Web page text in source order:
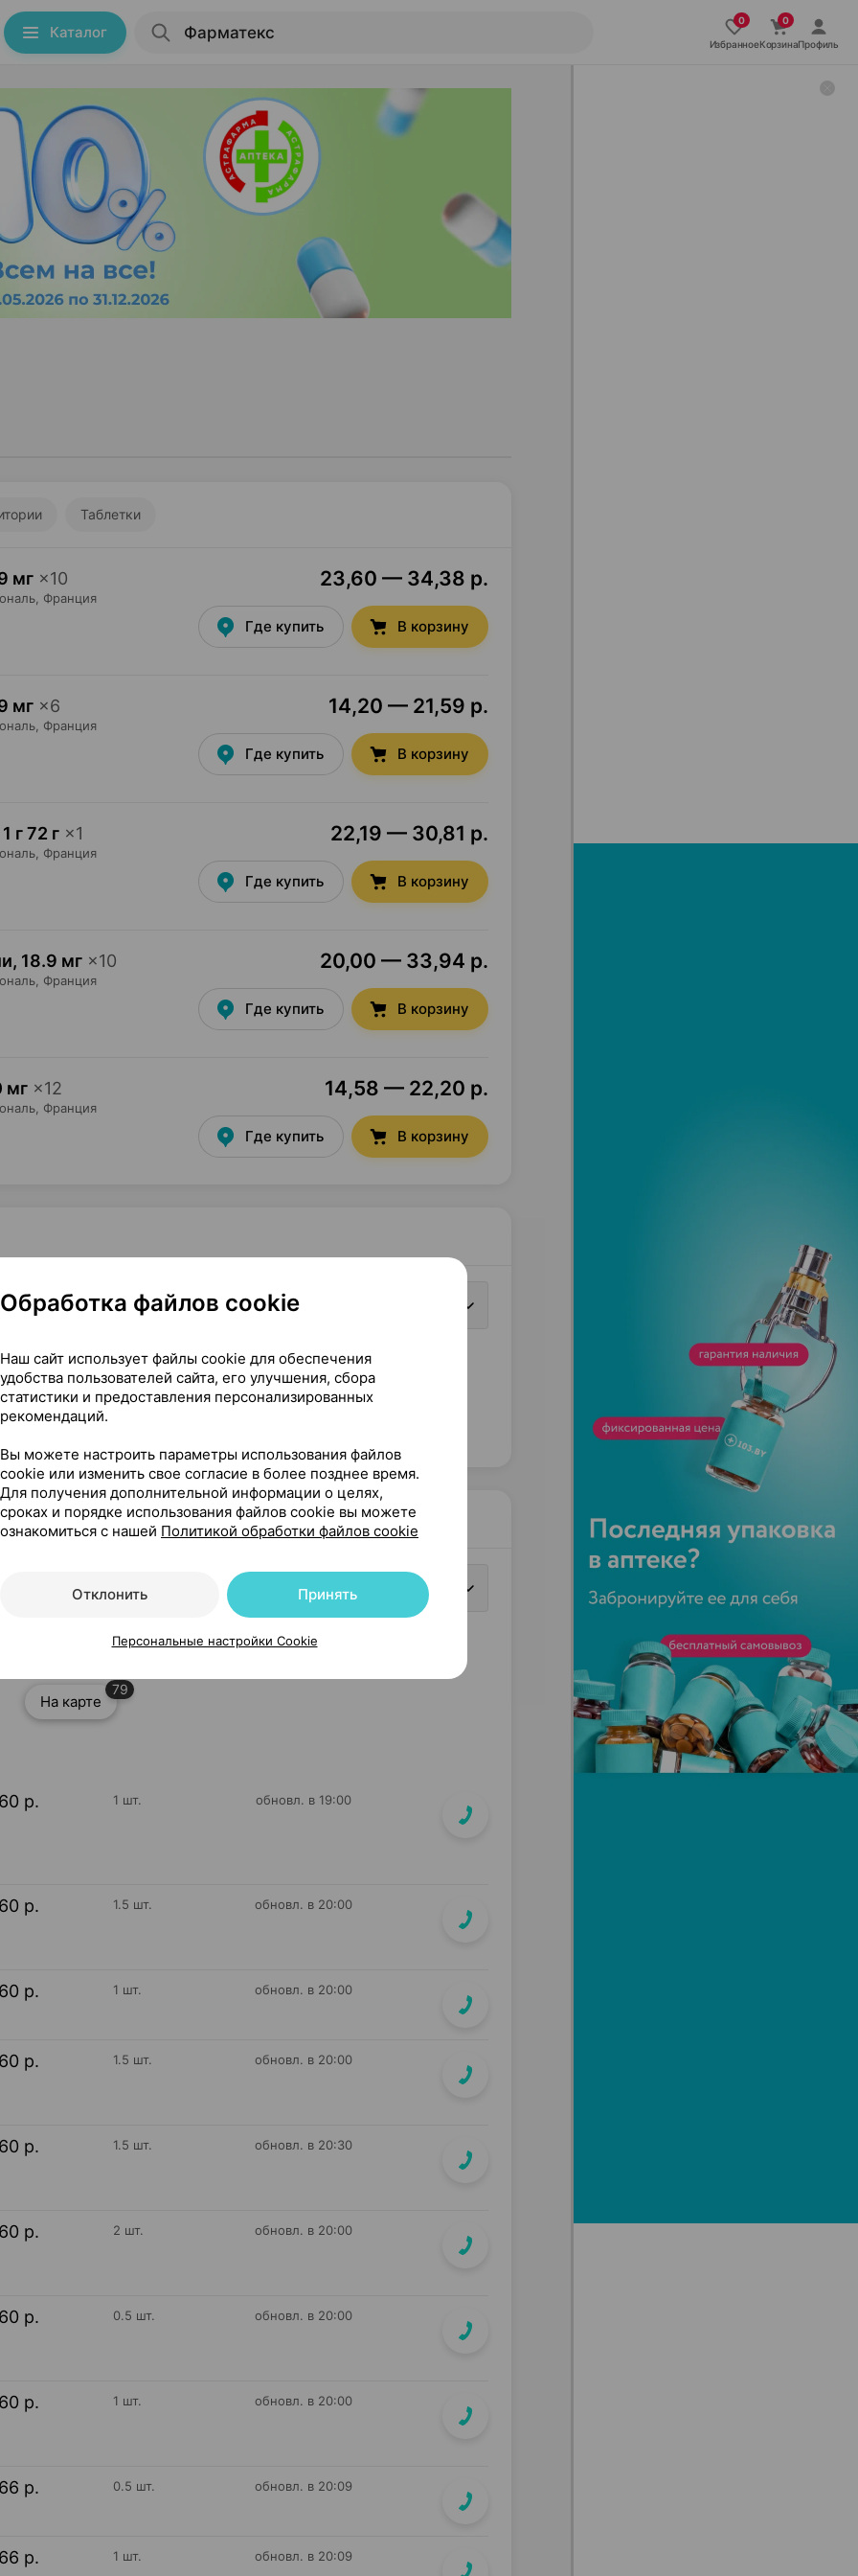
Каталог
ИзбранноеКорзинаПрофиль
Таблетки
мг ×10
, Франция
23,60 — 34,38 р.
Где купить В корзину
мг ×6
, Франция
14,20 — 21,59 р.
Где купить В корзину
г 72 г ×1
, Франция
22,19 — 30,81 р.
Где купить В корзину
, 18.9 мг ×10
, Франция
20,00 — 33,94 р.
Где купить В корзину
мг ×12
, Франция
14,58 — 22,20 р.
Где купить В корзину
Иннотек Интернасиональ Франция
Иннотек Интернасиональ Франция
На карте
79
р. 1 шт. обновл. в 19:00
р. 1.5 шт. обновл. в 20:00
р. 1 шт. обновл. в 20:00
р. 1.5 шт. обновл. в 20:00
р. 1.5 шт. обновл. в 20:30
р. 2 шт. обновл. в 20:00
р. 0.5 шт. обновл. в 20:00
р. 1 шт. обновл. в 20:00
р. 0.5 шт. обновл. в 20:09
р. 1 шт. обновл. в 20:09
Обработка файлов cookie
Наш сайт использует файлы cookie для обеспечения
удобства пользователей сайта, его улучшения, сбора
статистики и предоставления персонализированных
рекомендаций.
Вы можете настроить параметры использования файлов
cookie или изменить свое согласие в более позднее время.
Для получения дополнительной информации о целях,
сроках и порядке использования файлов cookie вы можете
ознакомиться с нашей Политикой обработки файлов cookie
Отклонить Принять
Персональные настройки Cookie